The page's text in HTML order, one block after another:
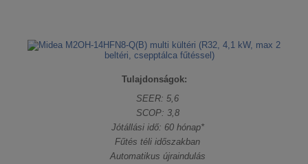
Tulajdonságok:
SEER: 5,6
SCOP: 3,8
Jótállási idő: 60 hónap*
Fűtés téli időszakban
Automatikus újraindulás